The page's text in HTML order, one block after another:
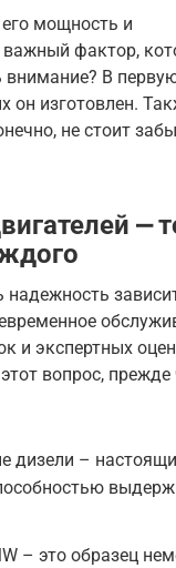
мощность и
важный фактор,
внимание? В
он изготовлен.
не стоит
⎼
надежность
и экспертных
вопрос, прежде
дизели –
– это образец